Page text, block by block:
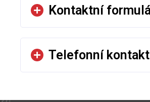
Kontaktní
Telefonní kontakt